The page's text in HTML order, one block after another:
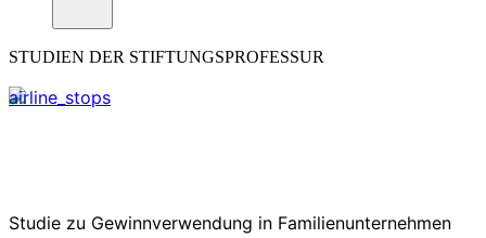
STUDIEN DER STIFTUNGSPROFESSUR
airline_stops
Studie zu Gewinnverwendung in Familienunternehmen